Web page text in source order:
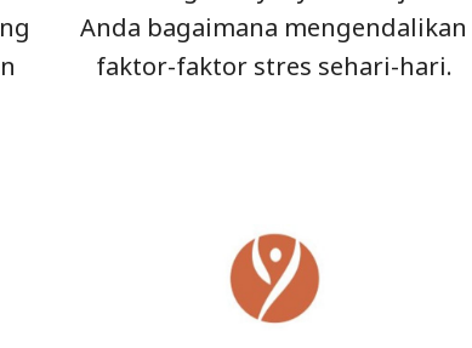
Anda bagaimana mengendalikan
faktor-faktor stres sehari-hari.